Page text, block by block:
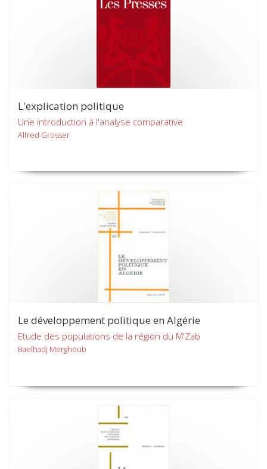
L'explication politique
Une introduction à l'analyse comparative
Alfred Grosser
Le développement politique en Algérie
Etude des populations de la région du M'Zab
Baelhadj Merghoub